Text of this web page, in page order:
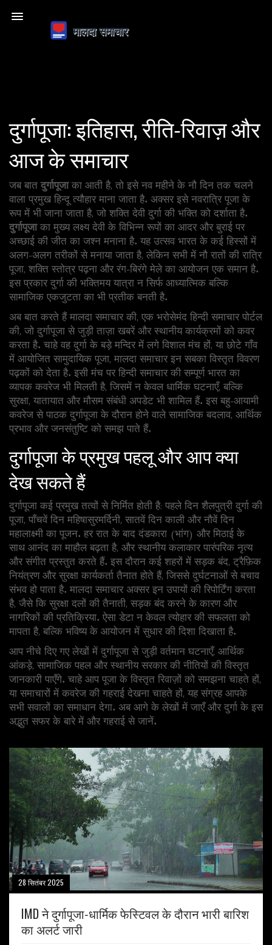
दुर्गापूजा: इतिहास, रीति‑रिवाज़ और
आज के समाचार
जब बातदुर्गापूजाका आती है, तो इसेनव महीने के नौ दिन तक चलने
वाला प्रमुख हिन्दू त्यौहार माना जाता है. अक्सर इसेनवरात्रि पूजाके
रूप में भी जाना जाता है, जो शक्ति देवी दुर्गा की भक्ति को दर्शाता है.
दुर्गापूजाका मुख्य लक्ष्य देवी के विभिन्न रूपों का आदर और बुराई पर
अच्छाई की जीत का जश्न मनाना है. यह उत्सव भारत के कई हिस्सों में
अलग‑अलग तरीकों से मनाया जाता है, लेकिन सभी में नौ रातों की रात्रि
पूजा, शक्ति स्तोत्र पढ़ना और रंग‑बिरंगे मेले का आयोजन एक समान है.
इस प्रकार दुर्गा की भक्तिमय यात्रा न सिर्फ आध्यात्मिक बल्कि
सामाजिक एकजुटता का भी प्रतीक बनती है.
अब बात करते हैंमालदा समाचारकी, एक भरोसेमंद हिन्दी समाचार पोर्टल
की, जो दुर्गापूजा से जुड़ी ताज़ा खबरें और स्थानीय कार्यक्रमों को कवर
करता है. चाहे वह दुर्गा के बड़े मन्दिर में लगे विशाल मंच हों, या छोटे गाँव
में आयोजित सामुदायिक पूजा, मालदा समाचार इन सबका विस्तृत विवरण
पढ़कों को देता है. इसी मंच परहिन्दी समाचारकीसम्पूर्ण भारत का
व्यापक कवरेजभी मिलती है, जिसमें न केवल धार्मिक घटनाएँ, बल्कि
सुरक्षा, यातायात और मौसम संबंधी अपडेट भी शामिल हैं. इस बहु‑आयामी
कवरेज से पाठक दुर्गापूजा के दौरान होने वाले सामाजिक बदलाव, आर्थिक
प्रभाव और जनसंतुष्टि को समझ पाते हैं.
दुर्गापूजा के प्रमुख पहलू और आप क्या
देख सकते हैं
दुर्गापूजा कई प्रमुख तत्वों से निर्मित होती है: पहले दिन शैलपुत्री दुर्गा की
पूजा, पाँचवें दिन महिषासुरमर्दिनी, सातवें दिन काली और नौवें दिन
महालाक्ष्मी का पूजन. हर रात के बाद दंडकारा (भांग) और मिठाई के
साथ आनंद का माहौल बढ़ता है, और स्थानीय कलाकार पारंपरिक नृत्य
और संगीत प्रस्तुत करते हैं. इस दौरान कई शहरों में सड़क बंद, ट्रैफ़िक
नियंत्रण और सुरक्षा कार्यकर्ता तैनात होते हैं, जिससे दुर्घटनाओं से बचाव
संभव हो पाता है. मालदा समाचार अक्सर इन उपायों की रिपोर्टिंग करता
है, जैसे कि सुरक्षा दलों की तैनाती, सड़क बंद करने के कारण और
नागरिकों की प्रतिक्रिया. ऐसा डेटा न केवल त्योहार की सफलता को
मापता है, बल्कि भविष्य के आयोजन में सुधार की दिशा दिखाता है.
आप नीचे दिए गए लेखों में दुर्गापूजा से जुड़ी वर्तमान घटनाएँ, आर्थिक
आंकड़े, सामाजिक पहल और स्थानीय सरकार की नीतियों की विस्तृत
जानकारी पाएँगे. चाहे आप पूजा के विस्तृत रिवाज़ों को समझना चाहते हों,
या समाचारों में कवरेज की गहराई देखना चाहते हों, यह संग्रह आपके
सभी सवालों का समाधान देगा. अब आगे के लेखों में जाएँ और दुर्गा के इस
अद्भुत सफर के बारे में और गहराई से जानें.
28 सितंबर 2025
IMD ने दुर्गापूजा‑धार्मिक फेस्टिवल के दौरान भारी बारिश
का अलर्ट जारी